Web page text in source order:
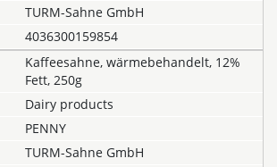
TURM-Sahne GmbH
4036300159854
Kaffeesahne, wärmebehandelt, 12%
Fett, 250g
Dairy products
PENNY
TURM-Sahne GmbH